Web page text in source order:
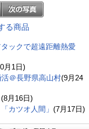
る商品
ックで超遠距離熱愛
月1日)
＠長野県高山村(9月24
(8月16日)
カツオ人間」 (7月17日)